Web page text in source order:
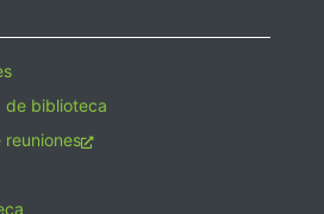
de biblioteca
reuniones